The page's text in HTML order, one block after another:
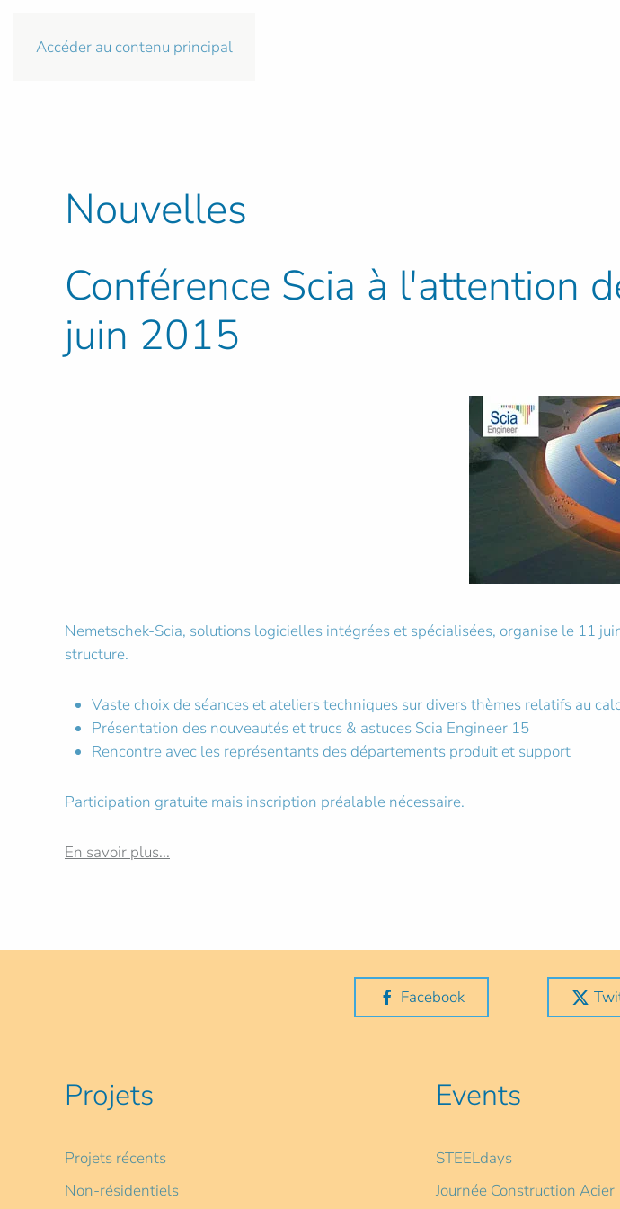
Accéder au contenu principal
Nouvelles
Conférence Scia à l'attention
juin 2015
Nemetschek-Scia, solutions logicielles intégrées et spécialisées, organise le 11
structure.
Vaste choix de séances et ateliers techniques sur divers thèmes relatifs au
Présentation des nouveautés et trucs & astuces Scia Engineer 15
Rencontre avec les représentants des départements produit et support
Participation gratuite mais inscription préalable nécessaire.
En savoir plus...
Facebook
Projets
Projets récents
Non-résidentiels
Events
STEELdays
Journée Construction Acier